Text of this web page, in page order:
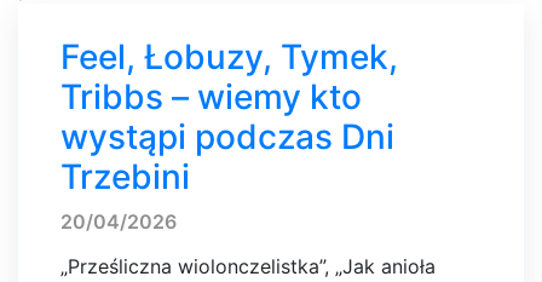
Feel, Łobuzy, Tymek,
Tribbs – wiemy kto
wystąpi podczas Dni
Trzebini
20/04/2026
„Prześliczna wiolonczelistka”, „Jak anioła